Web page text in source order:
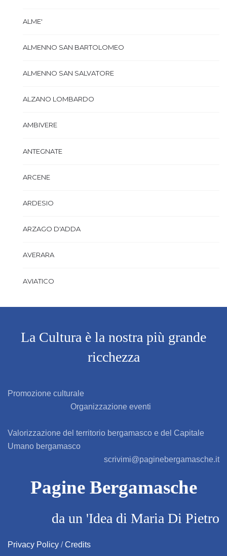
ALME'
ALMENNO SAN BARTOLOMEO
ALMENNO SAN SALVATORE
ALZANO LOMBARDO
AMBIVERE
ANTEGNATE
ARCENE
ARDESIO
ARZAGO D'ADDA
AVERARA
AVIATICO
AZZANO SAN PAOLO
AZZONE
BARIANO
BEDULITA
BERBENNO
BERZO SAN FERMO
La Cultura è la nostra più grande
ricchezza
Promozione culturale
Organizzazione eventi
Valorizzazione del territorio bergamasco e del Capitale
Umano bergamasco
scrivimi@paginebergamasche.it
Pagine Bergamasche
da un 'Idea di Maria Di Pietro
Privacy Policy / Credits